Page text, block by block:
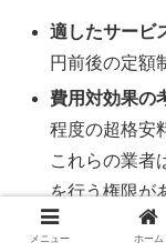
適したサービ
円前後の定額
費用対効果の
程度の超格安
これらの業者
を行う権限が
ている労働者
メニュー ホーム